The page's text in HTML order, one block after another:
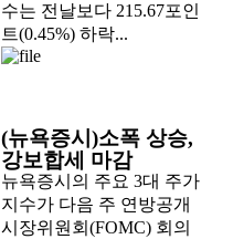
수는 전날보다 215.67포인
트(0.45%) 하락...
(뉴욕증시)소폭 상승,
강보합세 마감
뉴욕증시의 주요 3대 주가
지수가 다음 주 연방공개
시장위원회(FOMC) 회의